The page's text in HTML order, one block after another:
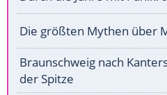
Die größten Mythen über
Braunschweig nach
der Spitze